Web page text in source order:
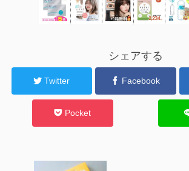
シェアする
Twitter Facebook
Pocket